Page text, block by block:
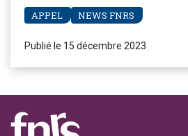
APPEL NEWS FNRS
Publié le 15 décembre 2023